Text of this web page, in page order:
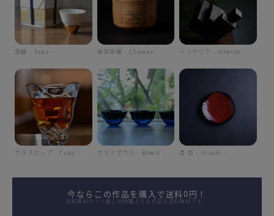
酒器 - Sake - 抹茶茶碗 - Chawan - インテリア - interior -
ガラスカップ - Cups - ガラスボウル - Bowls - 漆 皿 - Urushi -
今ならこの作品を購入で送料0円！
送料無料中！一緒に同時購入する作品も送料無料です。